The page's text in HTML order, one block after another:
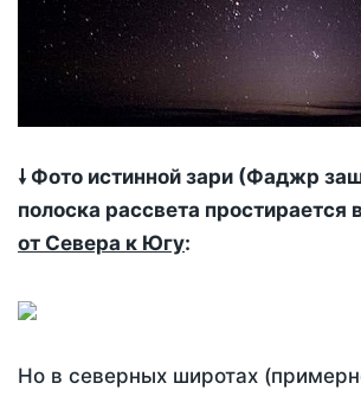
🠗 Фото истинной зари (Фаджр
полоска рассвета простирается
от Севера к Югу:
Но в северных широтах